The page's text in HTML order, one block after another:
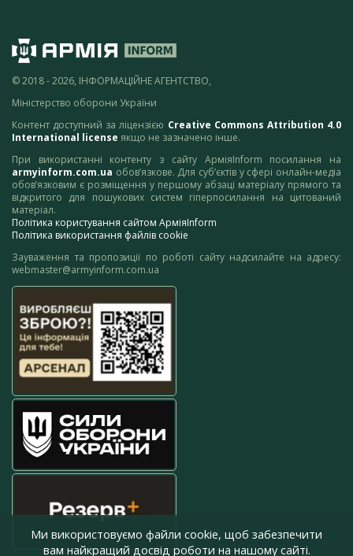
© 2018 - 2026, ІНФОРМАЦІЙНЕ АГЕНТСТВО,
Міністерство оборони України
Контент доступний за ліцензією Creative Commons Attribution 4.0
International license якщо не зазначено інше.
При використанні контенту з сайту АрміяInform посилання на
armyinform.com.ua обов’язкове. Для суб’єктів у сфері онлайн-медіа
обов’язковим є розміщення у першому абзаці матеріалу прямого та
відкритого для пошукових систем гіперпосилання на цитований
матеріал.
Політика користування сайтом АрміяInform
Політика використання файлів cookie
Зауваження та пропозиції по роботі сайту надсилайте на адресу:
webmaster@armyinform.com.ua
Ми використовуємо файли cookie, щоб забезпечити
вам найкращий досвід роботи на нашому сайті.